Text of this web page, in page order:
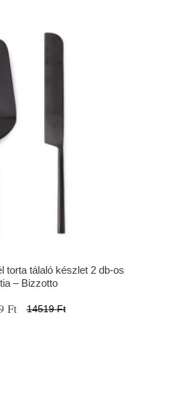
torta tálaló készlet 2 db-os
– Bizzotto
Ft 14519 Ft